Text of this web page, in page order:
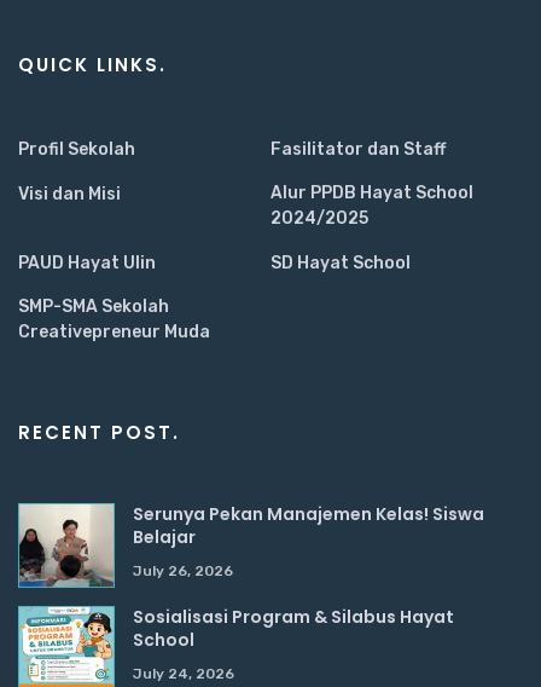
QUICK LINKS.
Profil Sekolah Fasilitator dan Staff
Visi dan Misi
Alur PPDB Hayat School
2024/2025
PAUD Hayat Ulin SD Hayat School
SMP-SMA Sekolah
Creativepreneur Muda
RECENT POST.
Serunya Pekan Manajemen Kelas! Siswa
Belajar
July 26, 2026
Sosialisasi Program & Silabus Hayat
School
July 24, 2026